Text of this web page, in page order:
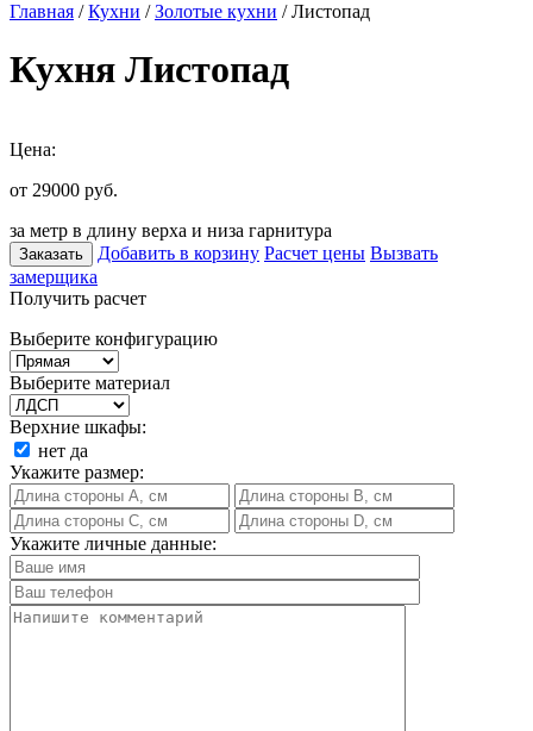
Главная /Кухни /Золотые кухни / Листопад
Кухня Листопад
Цена:
от 29000 руб.
за метр в длину верха и низа гарнитура
Заказать Добавить в корзину Расчет цены Вызвать
замерщика
Получить расчет
Выберите конфигурацию
Выберите материал
Верхние шкафы:
нет да
Укажите размер:
Укажите личные данные: